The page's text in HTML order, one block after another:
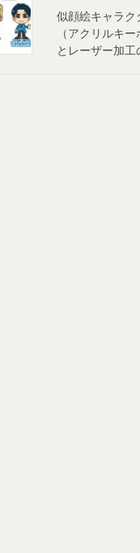
似顔絵キャラク
（アクリルキ
とレーザー加